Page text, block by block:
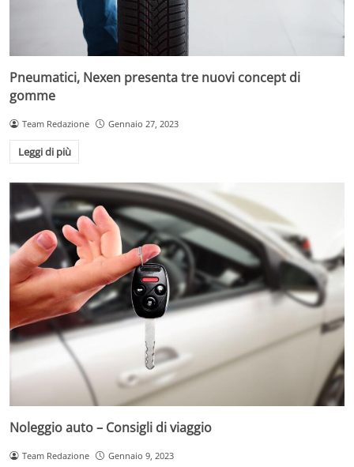
Pneumatici, Nexen presenta tre nuovi concept di
gomme
Team Redazione Gennaio 27, 2023
Leggi di più
Noleggio auto – Consigli di viaggio
Team Redazione Gennaio 9, 2023